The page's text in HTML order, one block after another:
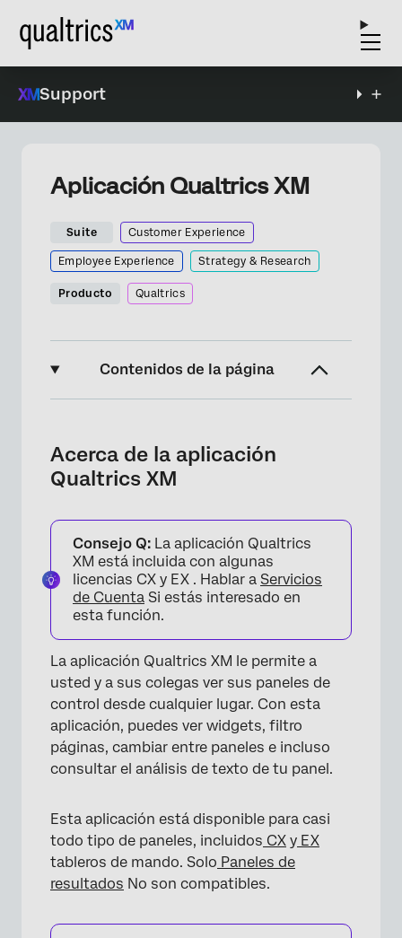
Support
Aplicación Qualtrics XM
Suite Customer Experience
Employee Experience Strategy & Research
Producto Qualtrics
Contenidos de la página
Descargar la aplicación
Iniciar sesión en la aplicación
Visualización de paneles de control móviles
Notificaciones de la aplicación móvil
Tablero móvil Text iQ
Visualización y comentarios de Respuestas
Entradas en la aplicación XM
Configuración de la aplicación
Acerca de la aplicación
Qualtrics XM
Consejo Q: La aplicación Qualtrics
XM está incluida con algunas
licencias CX y EX . Hablar a Servicios
de Cuenta Si estás interesado en
esta función.
La aplicación Qualtrics XM le permite a
usted y a sus colegas ver sus paneles de
control desde cualquier lugar. Con esta
aplicación, puedes ver widgets, filtro
páginas, cambiar entre paneles e incluso
consultar el análisis de texto de tu panel.
Esta aplicación está disponible para casi
todo tipo de paneles, incluidos CX y EX
tableros de mando. Solo Paneles de
resultados No son compatibles.